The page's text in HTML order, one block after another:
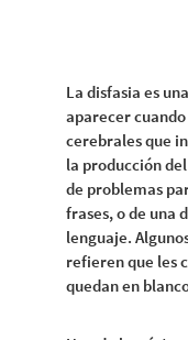
La disfasia es
aparecer
cerebrales que
la producción
de problemas
frases, o de una
lenguaje.
refieren que les
quedan en